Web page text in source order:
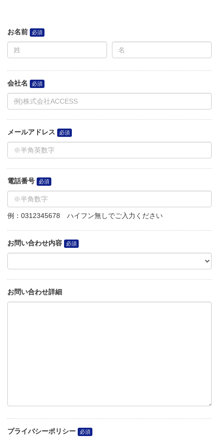
お名前
会社名
メールアドレス
電話番号
例：0312345678 ハイフン無しでご入力ください
お問い合わせ内容
お問い合わせ詳細
プライバシーポリシー